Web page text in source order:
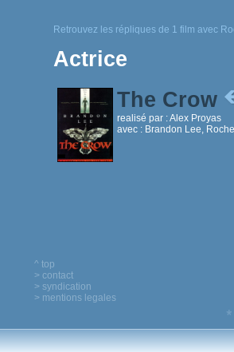
Retrouvez les répliques de 1 film avec
Actrice
The Crow
realisé par :Alex Proyas
avec : Brandon Lee,
^ top
> contact
> syndication
> mentions legales
*